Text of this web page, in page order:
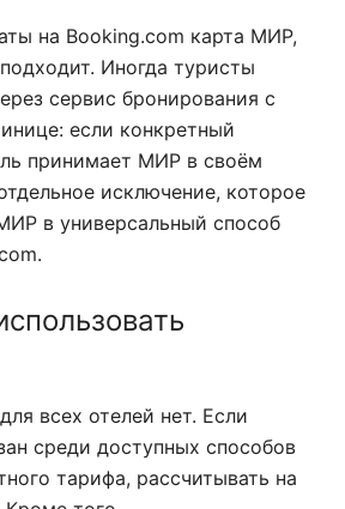
на Booking.com карта МИР,
Иногда туристы
сервис бронирования с
если конкретный
принимает МИР в своём
исключение, которое
в универсальный способ
всех отелей нет. Если
среди доступных способов
тарифа, рассчитывать на